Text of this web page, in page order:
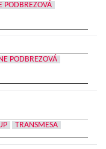
PODBREZOVÁ
PODBREZOVÁ
TRANSMESA